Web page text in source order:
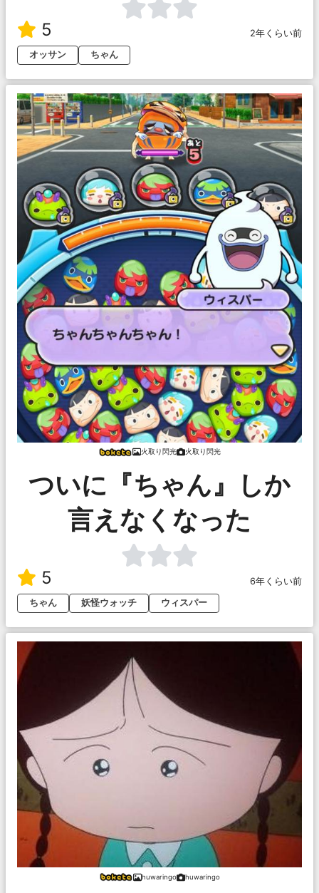
5
2年くらい前
オッサン
ちゃん
火取り閃光 火取り閃光
ついに『ちゃん』しか
言えなくなった
5
6年くらい前
ちゃん
妖怪ウォッチ ウィスパー
huwaringo huwaringo